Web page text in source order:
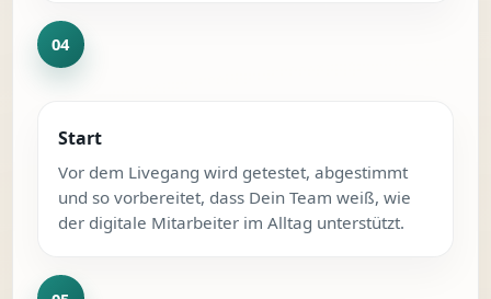
Start
Vor dem Livegang wird getestet, abgestimmt
und so vorbereitet, dass Dein Team weiß, wie
der digitale Mitarbeiter im Alltag unterstützt.